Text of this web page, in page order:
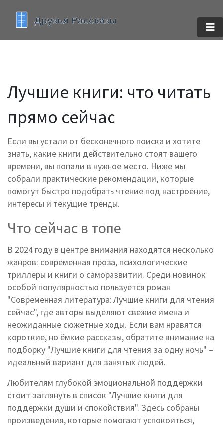
Лучшие книги: что читать
прямо сейчас
Если вы устали от бесконечного поиска и хотите
знать, какие книги действительно стоят вашего
времени, вы попали в нужное место. Ниже мы
собрали практические рекомендации, которые
помогут быстро подобрать чтение под настроение,
интересы и текущие тренды.
Что сейчас в топе
В 2024 году в центре внимания находятся несколько
жанров: современная проза, психологические
триллеры и книги о саморазвитии. Среди новинок
особой популярностью пользуется роман
"Современная литература: Лучшие книги для чтения
сейчас", где авторы выделяют свежие имена и
неожиданные сюжетные ходы. Если вам нравятся
короткие, но ёмкие рассказы, обратите внимание на
подборку "Лучшие книги для чтения за одну ночь" –
идеальный вариант для занятых людей.
Любителям глубокой эмоциональной поддержки
стоит заглянуть в список "Лучшие книги для
поддержки души и спокойствия". Здесь собраны
произведения, которые помогают успокоиться,